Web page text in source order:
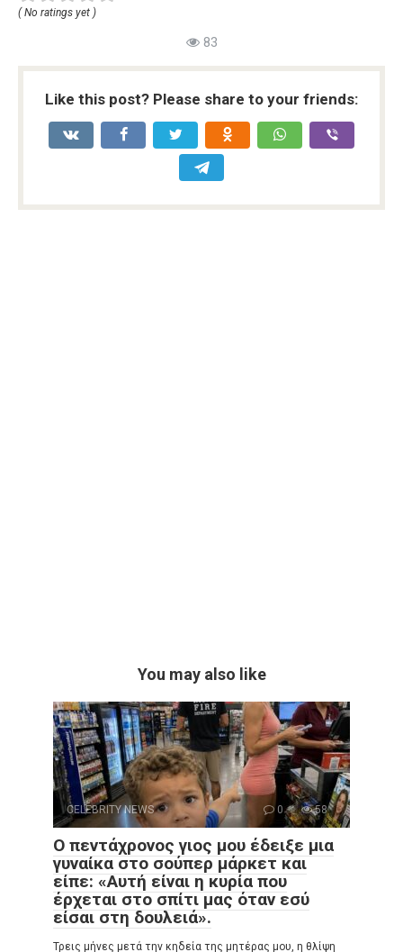
( No ratings yet )
83
Like this post? Please share to your friends:
You may also like
CELEBRITY NEWS 0 58
Ο πεντάχρονος γιος μου έδειξε μια
γυναίκα στο σούπερ μάρκετ και
είπε: «Αυτή είναι η κυρία που
έρχεται στο σπίτι μας όταν εσύ
είσαι στη δουλειά».
Τρεις μήνες μετά την κηδεία της μητέρας μου, η θλίψη